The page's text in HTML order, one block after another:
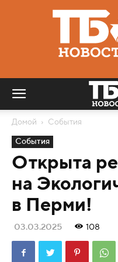
Домой События
События
Открыта
на
в Перми!
03.03.2025 108